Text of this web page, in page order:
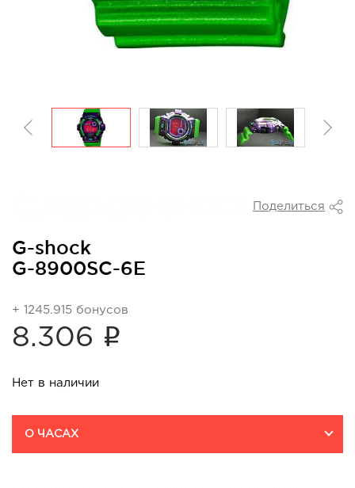
Поделиться
G-shock
G-8900SC-6E
+ 1245.915 бонусов
8.306 i
Нет в наличии
О ЧАСАХ